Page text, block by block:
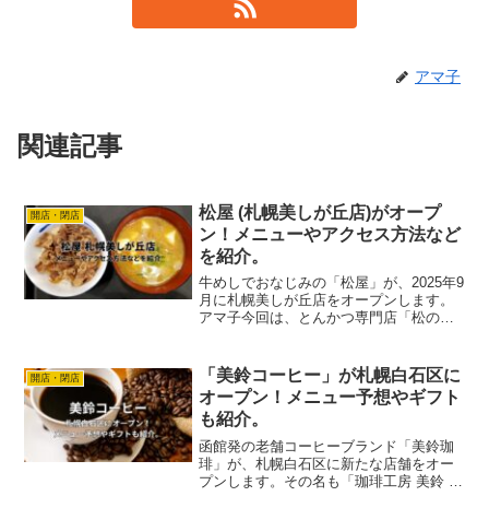
アマ子
関連記事
開店・閉店
松屋 (札幌美しが丘店)がオープ
ン！メニューやアクセス方法など
を紹介。
牛めしでおなじみの「松屋」が、2025年9
月に札幌美しが丘店をオープンします。
アマ子今回は、とんかつ専門店「松の
す。この記事では、店舗のアクセス方法
などの基本情報からメ...
開店・閉店
「美鈴コーヒー」が札幌白石区に
オープン！メニュー予想やギフト
も紹介。
函館発の老舗コーヒーブランド「美鈴珈
琲」が、札幌白石区に新たな店舗をオー
プンします。その名も「珈琲工房 美鈴 ×